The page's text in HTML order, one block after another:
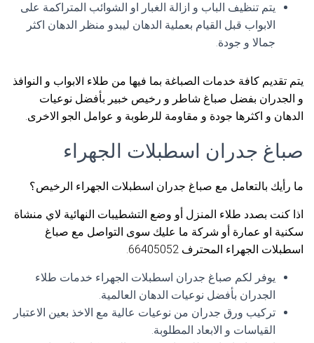
يتم تنظيف الباب و ازالة الغبار او الشوائب المتراكمة على
الابواب قبل القيام بعملية الدهان ليبدو منظر الدهان اكثر
جمالا و جودة.
يتم تقديم كافة خدمات الصباغة بما فيها من طلاء الابواب و النوافذ
و الجدران بفضل صباغ شاطر و رخيص خبير بأفضل نوعيات
الدهان و اكثرها جودة و مقاومة للرطوبة و عوامل الجو الاخرى.
صباغ جدران اسطبلات الجهراء
ما رأيك بالتعامل مع صباغ جدران اسطبلات الجهراء الرخيص؟
اذا كنت بصدد طلاء المنزل أو وضع التشطيبات النهائية لاي منشاة
سكنية او عمارة أو شركة ما عليك سوى التواصل مع صباغ
اسطبلات الجهراء المحترف 66405052.
يوفر لكم صباغ جدران اسطبلات الجهراء خدمات طلاء
الجدران بأفضل نوعيات الدهان العالمية.
تركيب ورق جدران من نوعيات عالية مع الاخذ بعين الاعتبار
القياسات و الابعاد المطلوبة.